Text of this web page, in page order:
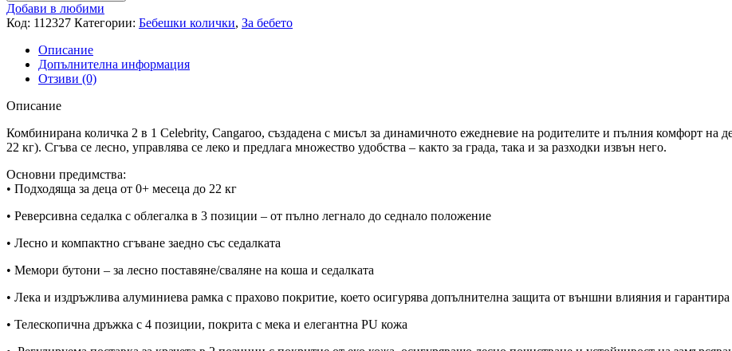
Добави в любими
Код: 112327 Категории: Бебешки колички, За бебето
Описание
Допълнителна информация
Отзиви (0)
Описание
Комбинирана количка 2 в 1 Celebrity, Cangaroo, създадена с мисъл за динамичното ежедневие на родителите и пълния комфорт на
22 кг). Сгъва се лесно, управлява се леко и предлага множество удобства – както за града, така и за разходки извън него.
Основни предимства:
• Подходяща за деца от 0+ месеца до 22 кг
• Реверсивна седалка с облегалка в 3 позиции – от пълно легнало до седнало положение
• Лесно и компактно сгъване заедно със седалката
• Мемори бутони – за лесно поставяне/сваляне на коша и седалката
• Лека и издръжлива алуминиева рамка с прахово покритие, което осигурява допълнителна защита от външни влияния и гарантира
• Телескопична дръжка с 4 позиции, покрита с мека и елегантна PU кожа